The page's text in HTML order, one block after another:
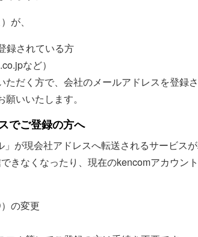
が、
録されている方
など）
だく方で、会社のメールアドレスを登録
いいたします。
でご登録の方へ
が現会社アドレスへ転送されるサービス
きなくなったり、現在のkencomアカウン
の変更